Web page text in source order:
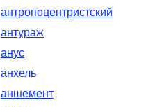
антропоцентристский
антураж
анус
анхель
аншемент